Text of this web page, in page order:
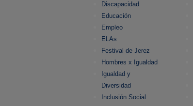
Discapacidad
Educación
Empleo
ELAs
Festival de Jerez
Hombres x Igualdad
Igualdad y
Diversidad
Inclusión Social